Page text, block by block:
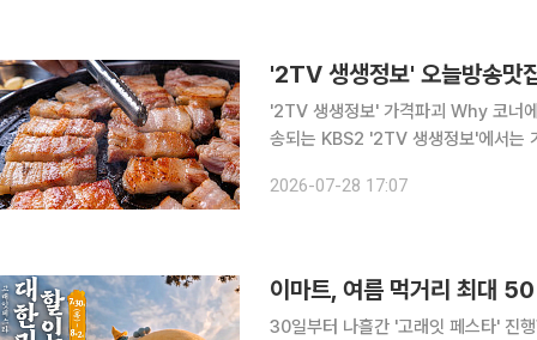
'2TV 생생정보' 가격파괴 Why 코너에
송되는 KBS2 '2TV 생생정보'에서
겹살을 맛볼 수 있어 '가성비 맛집'으
2026-07-28 17:07
이마트, 여름 먹거리 최대
30일부터 나흘간 '고래잇 페스타' 진행행사카